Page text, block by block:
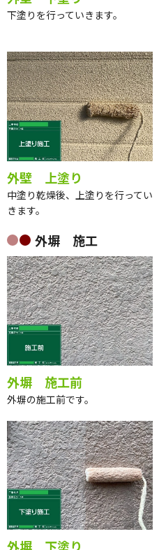
外壁 下塗り
外壁 上塗り
中塗り乾燥後、上塗りを行ってい
きます。
外塀 施工
外塀 施工前
外塀の施工前です。